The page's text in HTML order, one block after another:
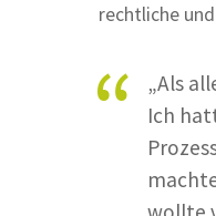
rechtliche
„Als
Ich